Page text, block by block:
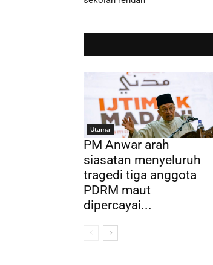
Utama
PM Anwar arah
siasatan menyeluruh
tragedi tiga anggota
PDRM maut
dipercayai...